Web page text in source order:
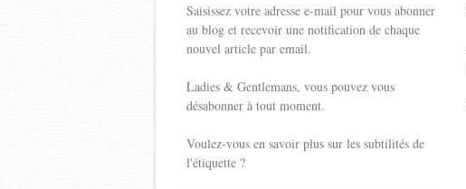
Saisissez votre adresse e-mail pour vous abonner
au blog et recevoir une notification de chaque
nouvel article par email.
Ladies & Gentlemans, vous pouvez vous
désabonner à tout moment.
Voulez-vous en savoir plus sur les subtilités de
l'étiquette ?